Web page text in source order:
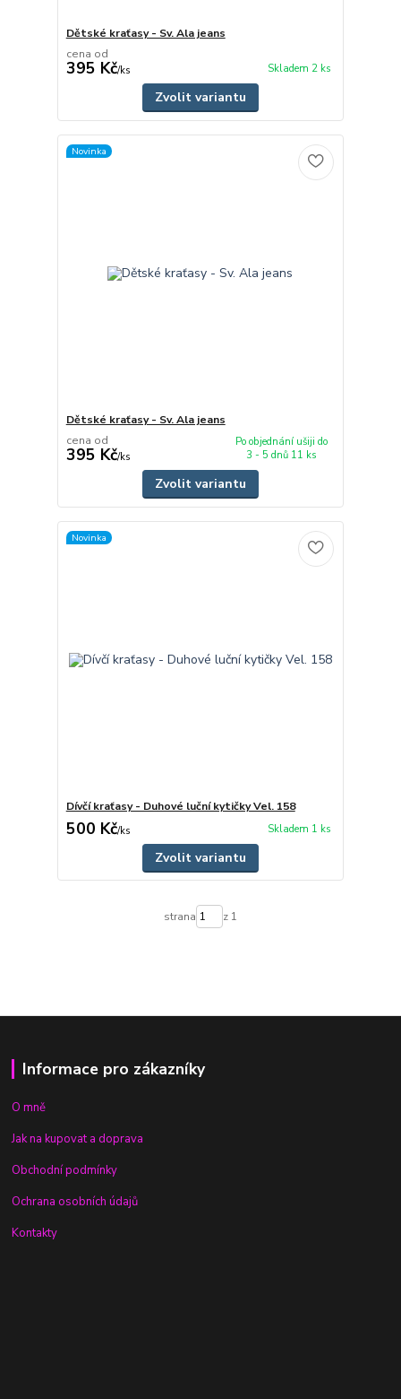
Dětské kraťasy - Sv. Ala jeans
cena od
395 Kč/ks Skladem 2 ks
Zvolit variantu
Novinka
Dětské kraťasy - Sv. Ala jeans
cena od
395 Kč/ks
Po objednání ušiji do
3 - 5 dnů 11 ks
Zvolit variantu
Novinka
Dívčí kraťasy - Duhové luční kytičky Vel. 158
500 Kč/ks Skladem 1 ks
Zvolit variantu
strana z 1
Informace pro zákazníky
O mně
Jak na kupovat a doprava
Obchodní podmínky
Ochrana osobních údajů
Kontakty